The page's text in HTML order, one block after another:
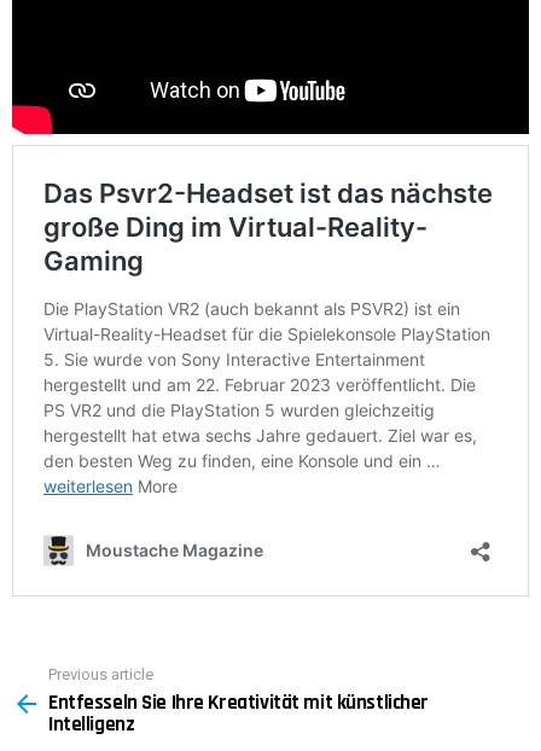
more
Previous article
Entfesseln Sie Ihre Kreativität mit künstlicher
Intelligenz